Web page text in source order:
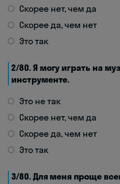
Скорее нет, чем да
Скорее да, чем нет
Это так
2/80. Я могу играть на
инструменте.
Это не так
Скорее нет, чем да
Скорее да, чем нет
Это так
3/80. Для меня проще